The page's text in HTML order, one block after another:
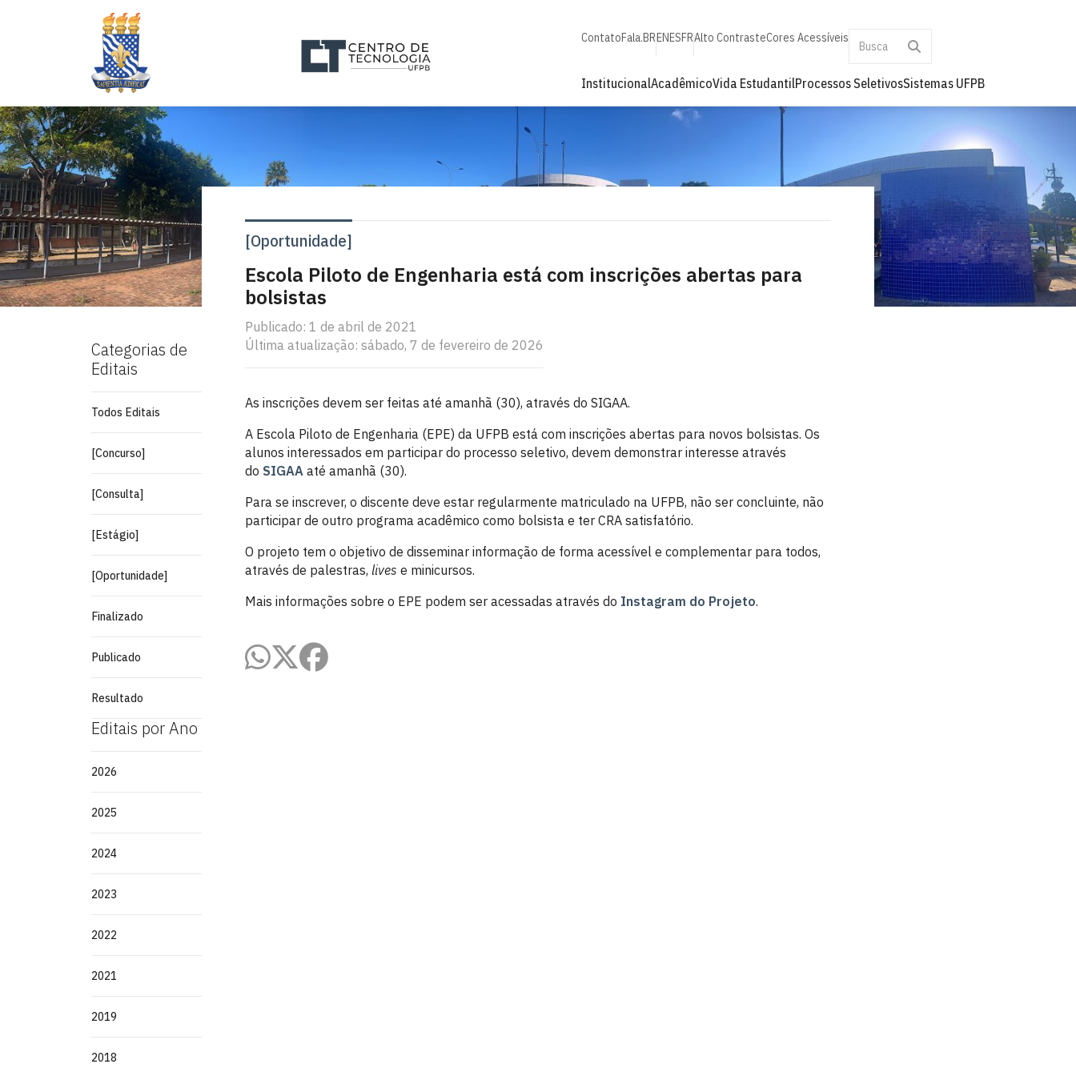
ContatoFala.BRENESFRAlto ContrasteCores Acessíveis
InstitucionalAcadêmicoVida EstudantilProcessos SeletivosSistemas UFPB
Categorias de
Editais
Todos Editais
[Concurso]
[Consulta]
[Estágio]
[Oportunidade]
Finalizado
Publicado
Resultado
Editais por Ano
2026
2025
2024
2023
2022
2021
2019
2018
[Oportunidade]
Escola Piloto de Engenharia está com inscrições abertas para
bolsistas
Publicado: 1 de abril de 2021
Última atualização: sábado, 7 de fevereiro de 2026
As inscrições devem ser feitas até amanhã (30), através do SIGAA.
A Escola Piloto de Engenharia (EPE) da UFPB está com inscrições abertas para novos bolsistas. Os
alunos interessados em participar do processo seletivo, devem demonstrar interesse através
do SIGAA até amanhã (30).
Para se inscrever, o discente deve estar regularmente matriculado na UFPB, não ser concluinte, não
participar de outro programa acadêmico como bolsista e ter CRA satisfatório.
O projeto tem o objetivo de disseminar informação de forma acessível e complementar para todos,
através de palestras, lives e minicursos.
Mais informações sobre o EPE podem ser acessadas através do Instagram do Projeto.